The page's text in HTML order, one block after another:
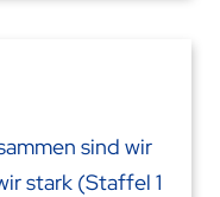
sind wir
stark (Staffel 1